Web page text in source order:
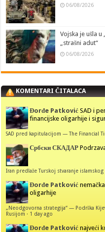
06/08/2026
Vojska je ušla
„strašni adut“
06/08/2026
KOMENTARI ČITALACA
Đorđe Patković SAD i
financijske oligarhije i
SAD pred kapitulacijom — The Financial
Србски СКАДАР
Iran predlaže Turskoj stvaranje islamskog
Đorđe Patković
oligarhije
„Neodgovorna strategija“ — Podrška
Rusijom · 1 day ago
Đorđe Patković najveći